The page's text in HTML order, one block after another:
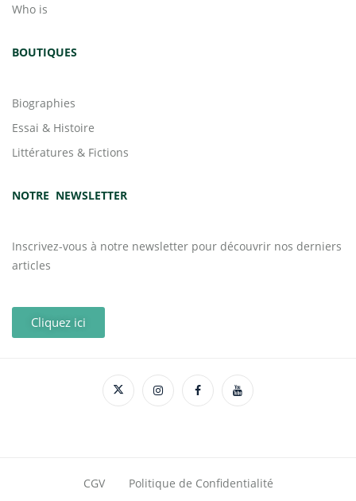
Who is
BOUTIQUES
Biographies
Essai & Histoire
Littératures & Fictions
NOTRE NEWSLETTER
Inscrivez-vous à notre newsletter pour découvrir nos derniers
articles
Cliquez ici
CGV Politique de Confidentialité